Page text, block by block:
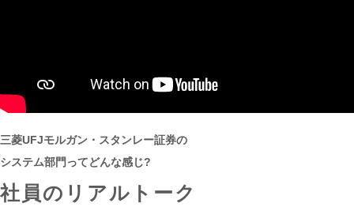
三菱UFJモルガン・スタンレー証券の
システム部門ってどんな感じ?
社員のリアルトーク